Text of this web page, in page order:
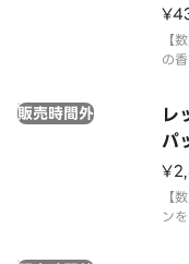
【
の
レ
パ
販売時間外
【
ン